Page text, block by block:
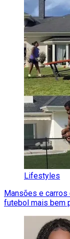
Lifestyles
Mansões e
futebol mais bem